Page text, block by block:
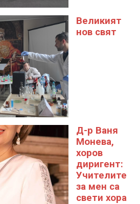
Великият
нов свят
Д-р Ваня
Монева,
хоров
диригент:
Учителите
за мен са
свети хора